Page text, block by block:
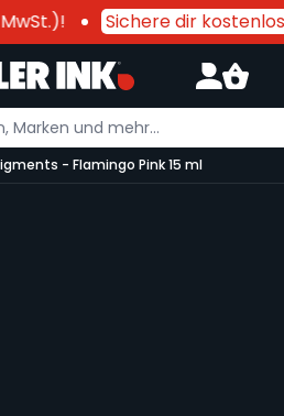
Sichere dir
- Flamingo Pink 15 ml